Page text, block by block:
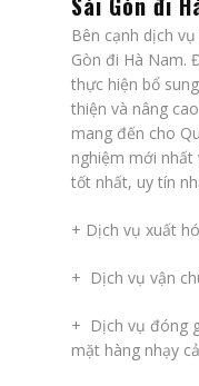
Bên cạnh dịch
Gòn đi Hà Nam.
thực hiện bổ
thiện và nâng
mang đến cho
nghiệm mới nhất
tốt nhất, uy tín
+ Dịch vụ xuất
+ Dịch vụ vận
+ Dịch vụ đóng
mặt hàng nhạy